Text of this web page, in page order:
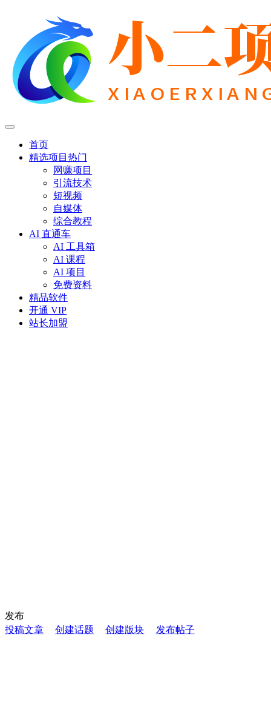
首页
精选项目 热门
网赚项目
引流技术
短视频
自媒体
综合教程
AI 直通车
AI 工具箱
AI 课程
AI 项目
免费资料
精品软件
开通 VIP
站长加盟
发布
投稿文章
创建话题 创建版块 发布帖子